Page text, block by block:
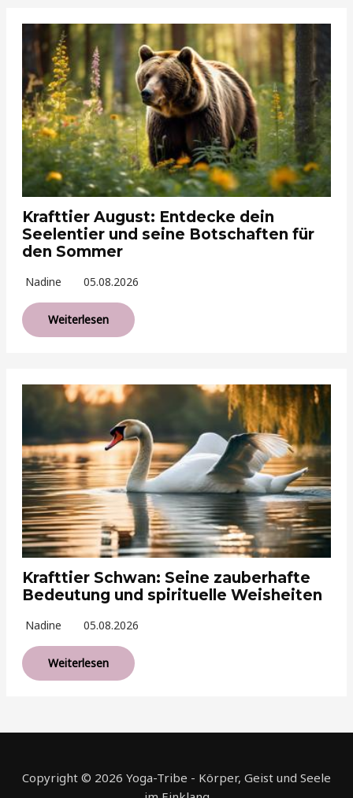
Krafttier August: Entdecke dein
Seelentier und seine Botschaften für
den Sommer
Nadine 05.08.2026
Weiterlesen
Krafttier Schwan: Seine zauberhafte
Bedeutung und spirituelle Weisheiten
Nadine 05.08.2026
Weiterlesen
Copyright © 2026 Yoga-Tribe - Körper, Geist und Seele